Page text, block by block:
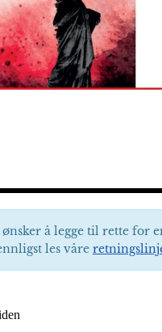
å legge til rette for
les våre